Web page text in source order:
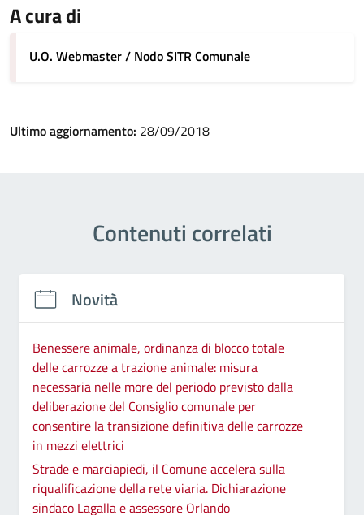
A cura di
U.O. Webmaster / Nodo SITR Comunale
Ultimo aggiornamento: 28/09/2018
Contenuti correlati
Novità
Benessere animale, ordinanza di blocco totale
delle carrozze a trazione animale: misura
necessaria nelle more del periodo previsto dalla
deliberazione del Consiglio comunale per
consentire la transizione definitiva delle carrozze
in mezzi elettrici
Strade e marciapiedi, il Comune accelera sulla
riqualificazione della rete viaria. Dichiarazione
sindaco Lagalla e assessore Orlando